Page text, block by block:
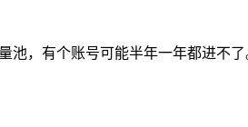
，有个账号可能半年一年都进不